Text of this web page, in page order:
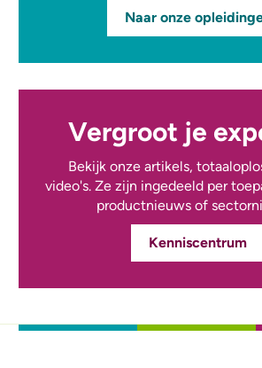
Naar onze
Vergroot je
Bekijk onze artikels,
video's. Ze zijn ingedeeld per
productnieuws of
Kenniscentrum